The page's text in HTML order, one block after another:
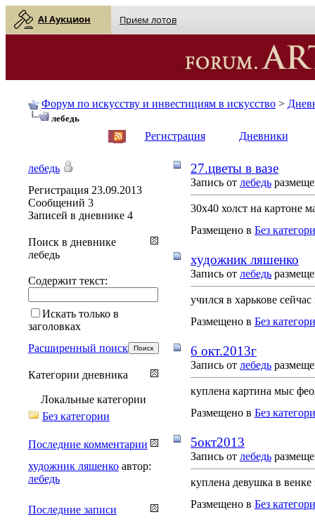
AI Аукцион Прием лотов
Форум по искусству и инвестициям в искусство >
лебедь
Регистрация Дневники
27.цветы в вазе
Запись от лебедь
30х40 холст на картоне
Размещено в Без
художник ляшенко
Запись от лебедь
учился в харькове
Размещено в Без
6 окт.2013г
Запись от лебедь
куплена картина мыс
Размещено в Без
5окт2013
Запись от лебедь
куплена девушка в венке
Размещено в Без
лебедь
Регистрация 23.09.2013
Сообщений 3
Записей в дневнике 4
Поиск в дневнике
лебедь
Содержит текст:
Искать только в
заголовках
Расширенный поиск
Категории дневника
Локальные категории
Без категории
Последние комментарии
художник ляшенко автор:
лебедь
Последние записи